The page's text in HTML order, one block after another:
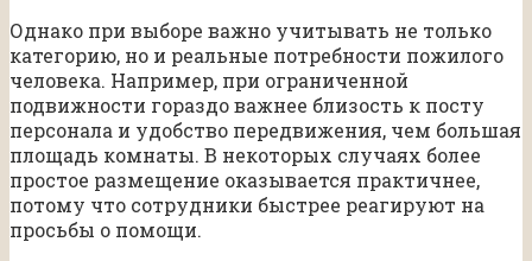
Однако при выборе важно учитывать не только
категорию, но и реальные потребности пожилого
человека. Например, при ограниченной
подвижности гораздо важнее близость к посту
персонала и удобство передвижения, чем большая
площадь комнаты. В некоторых случаях более
простое размещение оказывается практичнее,
потому что сотрудники быстрее реагируют на
просьбы о помощи.